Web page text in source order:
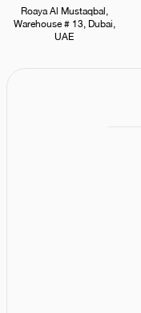
Roaya Al Mustaqbal,
Warehouse # 13, Dubai,
UAE